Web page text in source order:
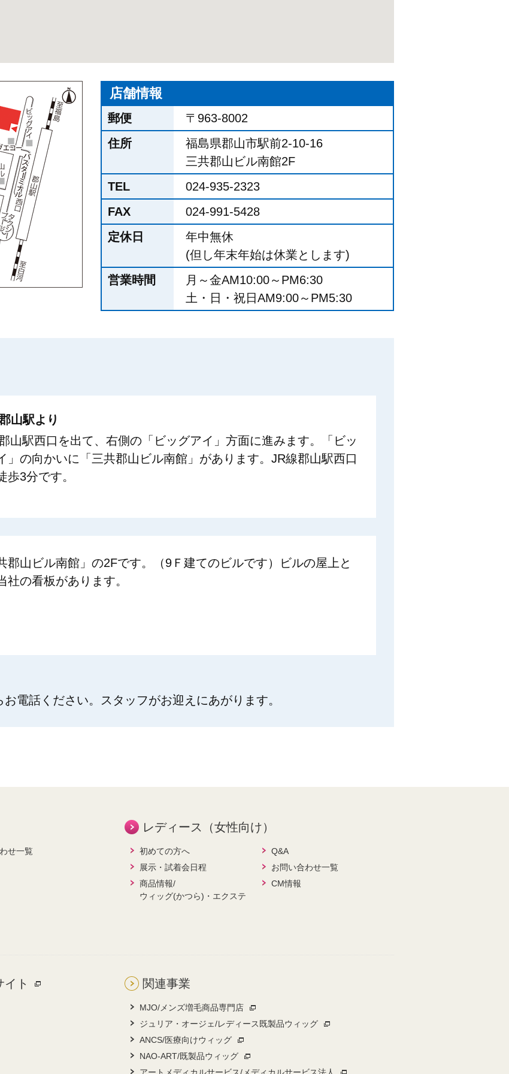
店舗情報
郵便
〒963-8002
住所
福島県郡山市駅前2-10-16
三共郡山ビル南館2F
TEL
024-935-2323
FAX
024-991-5428
定休日
年中無休
(但し年末年始は休業とします)
営業時間
月～金AM10:00～PM6:30
土・日・祝日AM9:00～PM5:30
山駅より
山駅西口を出て、右側の「ビッグアイ」方面に進みます。「ビッ
」の向かいに「三共郡山ビル南館」があります。JR線郡山駅西口
歩3分です。
郡山ビル南館」の2Fです。（9Ｆ建てのビルです）ビルの屋上と
社の看板があります。
電話ください。スタッフがお迎えにあがります。
せ一覧
レディース（女性向け）
初めての方へ
展示・試着会日程
商品情報/
ウィッグ(かつら)・エクステ
Q&A
お問い合わせ一覧
CM情報
ト 関連事業
MJO/メンズ増毛商品専門店
ジュリア・オージェ/レディース既製品ウィッグ
ANCS/医療向けウィッグ
NAO-ART/既製品ウィッグ